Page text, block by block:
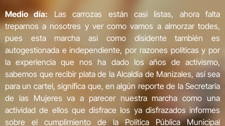
Medio día: Las carrozas están casi listas, ahora falta
treparnos a nosotres y ver como vamos a almorzar todes,
pues esta marcha así como disidente también es
autogestionada e independiente, por razones políticas y por
la experiencia que nos ha dado los años de activismo,
sabemos que recibir plata de la Alcaldía de Manizales, así sea
para un cartel, significa que, en algún reporte de la Secretaría
de las Mujeres va a parecer nuestra marcha como una
actividad de ellos que disfrace los ya disfrazados informes
sobre el cumplimiento de la Política Pública Municipal